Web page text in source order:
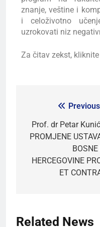
znanje, veštine i
i celoživotno
uzrokovati niz
Za čitav zekst, kliknite
Prof. dr Petar
PROMJENE
BOSNE
HERCEGOVINE
ET
Related News